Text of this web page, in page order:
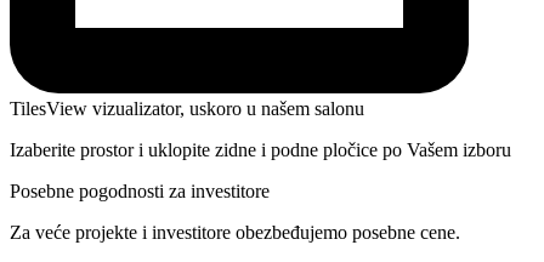
TilesView vizualizator, uskoro u našem salonu
Izaberite prostor i uklopite zidne i podne pločice po Vašem izboru
Posebne pogodnosti za investitore
Za veće projekte i investitore obezbeđujemo posebne cene.